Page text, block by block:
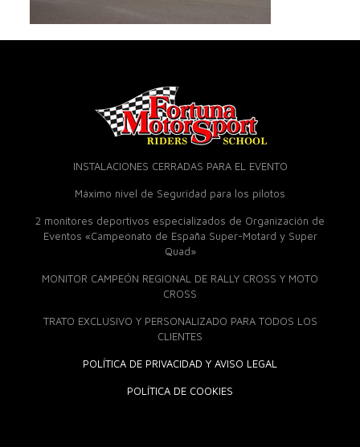
INSTALACIONES CERRADAS PARA EL EVENTO
Máximo nivel de Seguridad para los pilotos
2 monitores deportivos especializados de Organización de
Eventos «Campeonato de España Super-Motard y Super
Quad»
MONITOR CAMPEÓN REGIONAL DE RALLY CROSS Y MOTO
CROSS
TRATO EXCLUSIVO Y PERSONALIZADO PARA TODOS LOS
CLIENTES
POLÍTICA DE PRIVACIDAD Y AVISO LEGAL
POLÍTICA DE COOKIES